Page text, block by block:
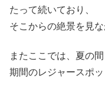
たって続いており、
そこからの絶景を見
またここでは、夏の
期間のレジャースポ